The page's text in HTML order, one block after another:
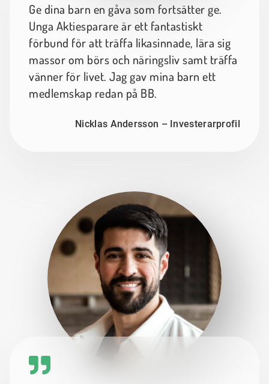
Ge dina barn en gåva som fortsätter ge.
Unga Aktiesparare är ett fantastiskt
förbund för att träffa likasinnade, lära sig
massor om börs och näringsliv samt träffa
vänner för livet. Jag gav mina barn ett
medlemskap redan på BB.
Nicklas Andersson – Investerarprofil